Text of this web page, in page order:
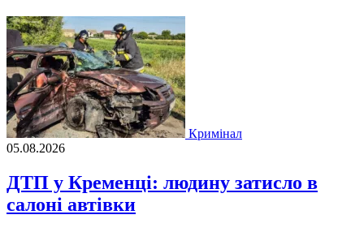
Кримінал
05.08.2026
ДТП у Кременці: людину затисло в
салоні автівки